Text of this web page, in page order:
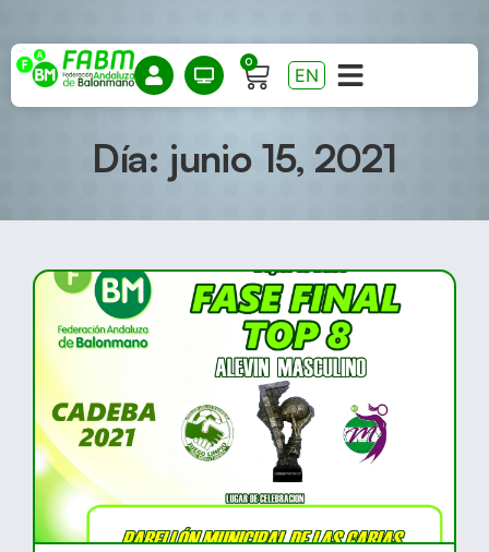
0
EN
Día: junio 15, 2021